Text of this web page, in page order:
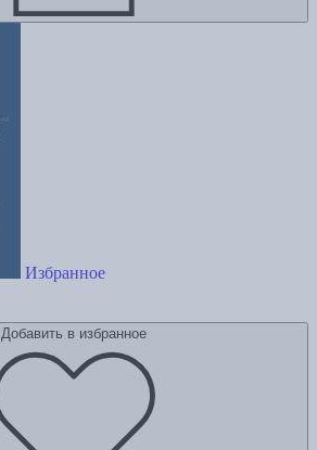
Избранное
Добавить в избранное